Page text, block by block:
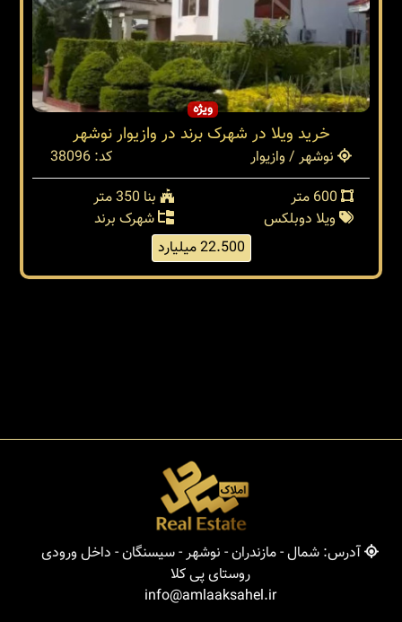
ویژه
خرید ویلا در شهرک برند در وازیوار نوشهر
نوشهر / وازیوار
کد: 38096
بنا 350 متر
ویلا دوبلکس
شهرک برند
22.500 میلیارد
آدرس: شمال - مازندران - نوشهر - سیسنگان - داخل ورودی
روستای پی کلا
info@amlaaksahel.ir